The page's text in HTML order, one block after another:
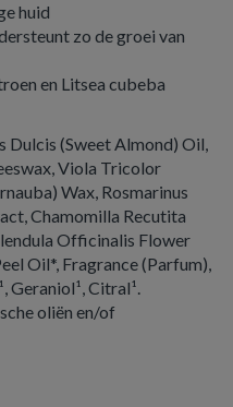
huid
zo de groei van
en Litsea cubeba
Dulcis (Sweet Almond) Oil,
Viola Tricolor
Wax, Rosmarinus
Chamomilla Recutita
Officinalis Flower
Oil*, Fragrance (Parfum),
Geraniol¹, Citral¹.
oliën en/of